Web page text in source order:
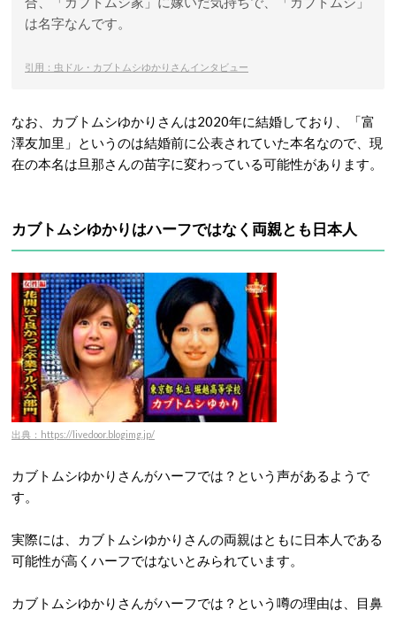
は名字なんです。
引用：虫ドル・カブトムシゆかりさんインタビュー
なお、カブトムシゆかりさんは2020年に結婚しており、「富
澤友加里」というのは結婚前に公表されていた本名なので、現
在の本名は旦那さんの苗字に変わっている可能性があります。
カブトムシゆかりはハーフではなく両親とも日本人
出典：https://livedoor.blogimg.jp/
カブトムシゆかりさんがハーフでは？という声があるようで
す。
実際には、カブトムシゆかりさんの両親はともに日本人である
可能性が高くハーフではないとみられています。
カブトムシゆかりさんがハーフでは？という噂の理由は、目鼻